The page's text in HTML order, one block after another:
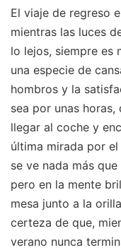
El viaje de regreso
mientras las luces
lo lejos, siempre es
una especie de
hombros y la
sea por unas
llegar al coche y
última mirada por
se ve nada más
pero en la mente
mesa junto a la
certeza de que,
verano nunca